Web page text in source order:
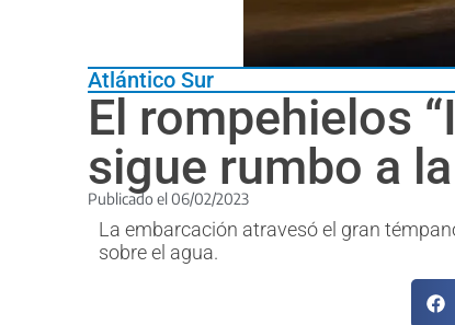
Atlántico Sur
El rompehielos
sigue rumbo a
Publicado el 06/02/2023
La embarcación atravesó el gran
sobre el agua.